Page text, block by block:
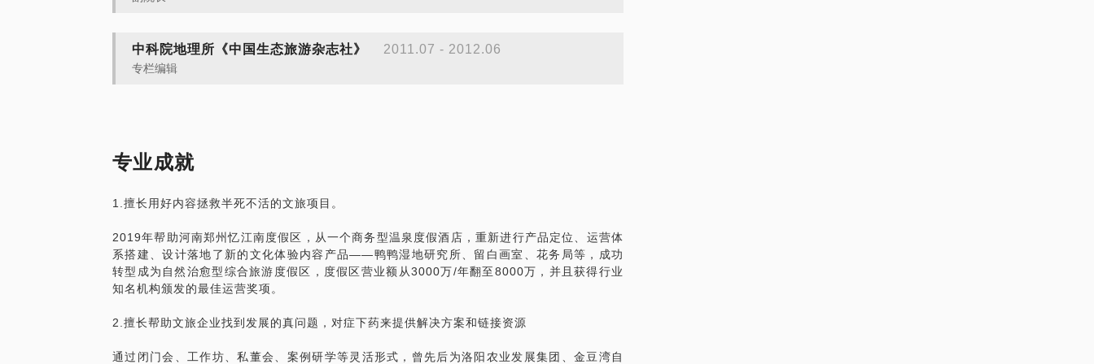
中科院地理所《中国生态旅游杂志社》 2011.07 - 2012.06
专栏编辑
专业成就
1.擅长用好内容拯救半死不活的文旅项目。
2019年帮助河南郑州忆江南度假区，从一个商务型温泉度假酒店，重新进行产品定位、运营体
系搭建、设计落地了新的文化体验内容产品——鸭鸭湿地研究所、留白画室、花务局等，成功
转型成为自然治愈型综合旅游度假区，度假区营业额从3000万/年翻至8000万，并且获得行业
知名机构颁发的最佳运营奖项。
2.擅长帮助文旅企业找到发展的真问题，对症下药来提供解决方案和链接资源
通过闭门会、工作坊、私董会、案例研学等灵活形式，曾先后为洛阳农业发展集团、金豆湾自